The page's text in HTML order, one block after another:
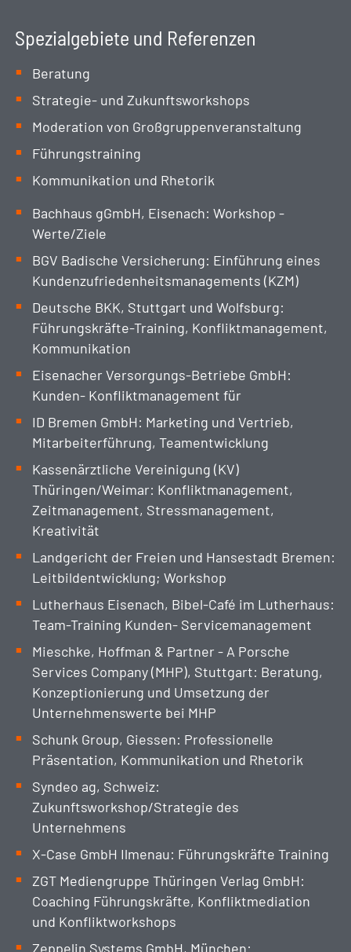
Spezialgebiete und Referenzen
Beratung
Strategie- und Zukunftsworkshops
Moderation von Großgruppenveranstaltung
Führungstraining
Kommunikation und Rhetorik
Bachhaus gGmbH, Eisenach: Workshop -
Werte/Ziele
BGV Badische Versicherung: Einführung eines
Kundenzufriedenheitsmanagements (KZM)
Deutsche BKK, Stuttgart und Wolfsburg:
Führungskräfte-Training, Konfliktmanagement,
Kommunikation
Eisenacher Versorgungs-Betriebe GmbH:
Kunden- Konfliktmanagement für
ID Bremen GmbH: Marketing und Vertrieb,
Mitarbeiterführung, Teamentwicklung
Kassenärztliche Vereinigung (KV)
Thüringen/Weimar: Konfliktmanagement,
Zeitmanagement, Stressmanagement,
Kreativität
Landgericht der Freien und Hansestadt Bremen:
Leitbildentwicklung; Workshop
Lutherhaus Eisenach, Bibel-Café im Lutherhaus:
Team-Training Kunden- Servicemanagement
Mieschke, Hoffman & Partner - A Porsche
Services Company (MHP), Stuttgart: Beratung,
Konzeptionierung und Umsetzung der
Unternehmenswerte bei MHP
Schunk Group, Giessen: Professionelle
Präsentation, Kommunikation und Rhetorik
Syndeo ag, Schweiz:
Zukunftsworkshop/Strategie des
Unternehmens
X-Case GmbH Ilmenau: Führungskräfte Training
ZGT Mediengruppe Thüringen Verlag GmbH:
Coaching Führungskräfte, Konfliktmediation
und Konfliktworkshops
Zeppelin Systems GmbH, München: